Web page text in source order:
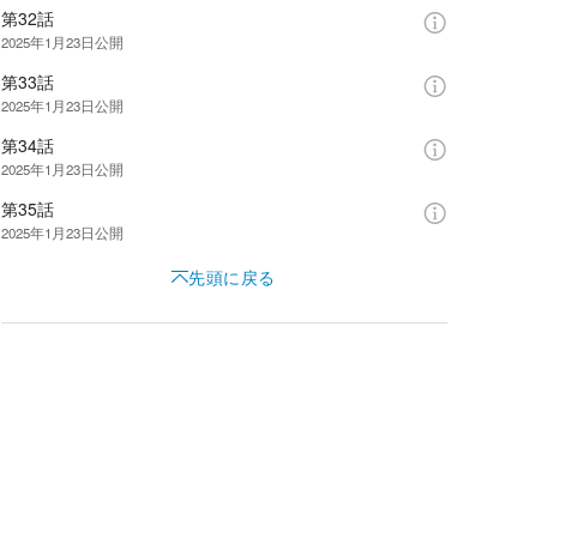
第32話
2025年1月23日公開
第33話
2025年1月23日公開
第34話
2025年1月23日公開
第35話
2025年1月23日公開
先頭に戻る